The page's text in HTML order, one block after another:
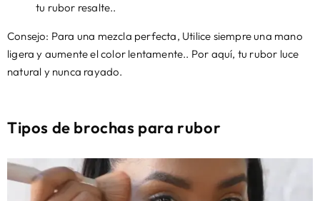
tu rubor resalte..
Consejo: Para una mezcla perfecta, Utilice siempre una mano
ligera y aumente el color lentamente.. Por aquí, tu rubor luce
natural y nunca rayado.
Tipos de brochas para rubor